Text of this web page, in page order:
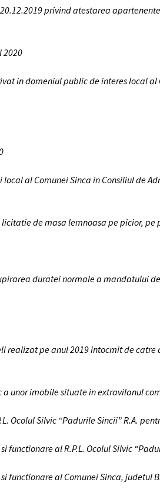
privind atestarea
2020
in domeniul public de interes local al
al Comunei Sinca in Consiliul de
de masa lemnoasa pe picior, pe
duratei normale a mandatului
realizat pe anul 2019 intocmit de
unor imobile situate in extravilanul
Ocolul Silvic “Padurile Sincii” R.A.
al R.P.L. Ocolul Silvic
functionare al Comunei Sinca, judetul